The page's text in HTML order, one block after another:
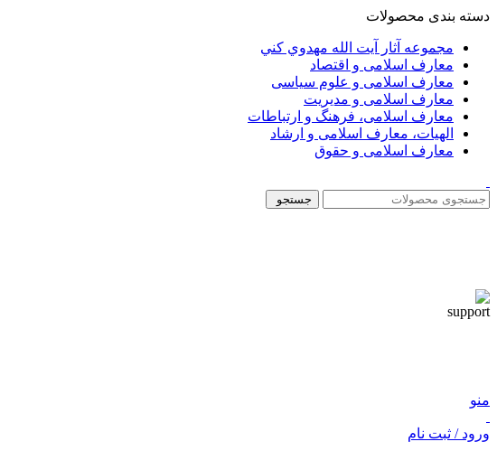
دسته بندی محصولات
مجموعه آثار آيت الله مهدوي كني
معارف اسلامی و اقتصاد
معارف اسلامی و علوم سیاسی
معارف اسلامی و مدیریت
معارف اسلامی، فرهنگ و ارتباطات
الهیات، معارف اسلامی و ارشاد
معارف اسلامی و حقوق
جستجو
منو
ورود / ثبت نام